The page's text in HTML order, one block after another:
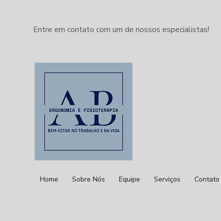
Entre em contato com um de nossos especialistas!
Home Sobre Nós Equipe Serviços Contato